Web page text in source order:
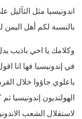
اندونيسيا مثل الثآليل
بالنسبة لكم أهل
وكلامك يا اخي باذيب
في إندونيسيا فها انا
باعلوي جاؤوا خلال
الهولنديون إندونيسيا ثم
لاستقلال الشعب